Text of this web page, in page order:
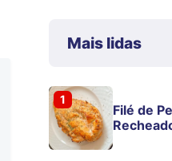
Mais lidas
1
Filé de